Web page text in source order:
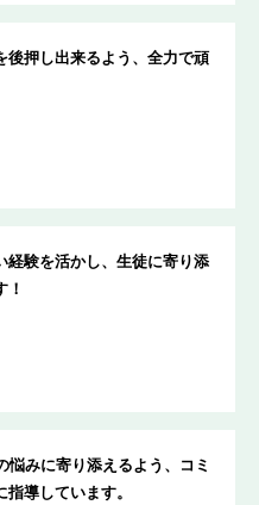
後押し出来るよう、全力で頑
経験を活かし、生徒に寄り添
悩みに寄り添えるよう、コミ
導しています。